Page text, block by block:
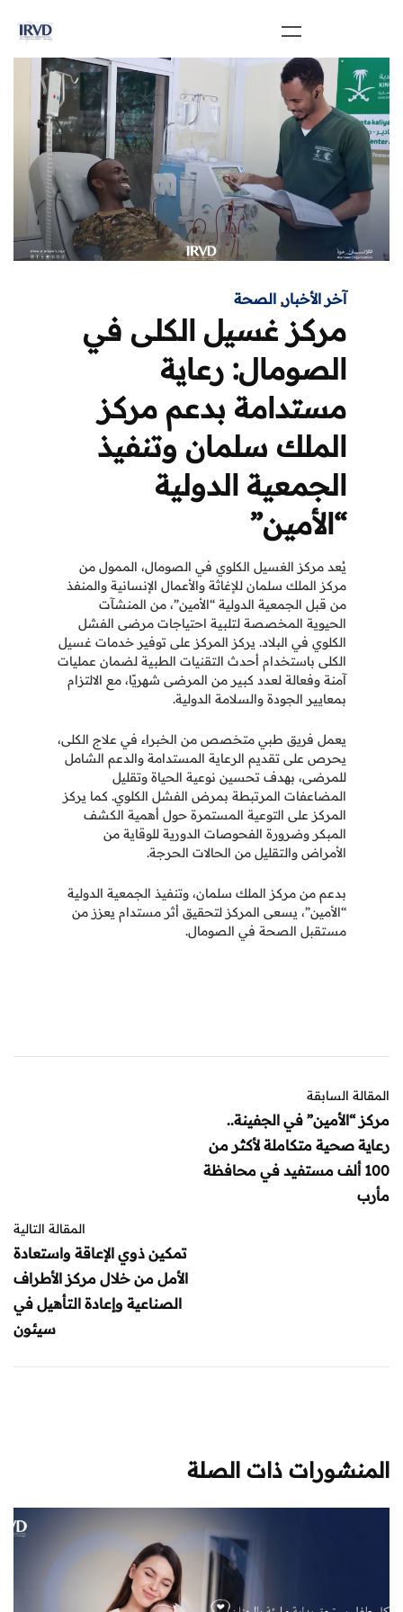
آخر الأخبار, الصحة
مركز غسيل الكلى في
الصومال: رعاية
مستدامة بدعم مركز
الملك سلمان وتنفيذ
الجمعية الدولية
“الأمين”
يُعد مركز الغسيل الكلوي في الصومال، الممول من
مركز الملك سلمان للإغاثة والأعمال الإنسانية والمنفذ
من قبل الجمعية الدولية “الأمين”، من المنشآت
الحيوية المخصصة لتلبية احتياجات مرضى الفشل
الكلوي في البلاد. يركز المركز على توفير خدمات غسيل
الكلى باستخدام أحدث التقنيات الطبية لضمان عمليات
آمنة وفعالة لعدد كبير من المرضى شهريًا، مع الالتزام
بمعايير الجودة والسلامة الدولية.
يعمل فريق طبي متخصص من الخبراء في علاج الكلى،
يحرص على تقديم الرعاية المستدامة والدعم الشامل
للمرضى، بهدف تحسين نوعية الحياة وتقليل
المضاعفات المرتبطة بمرض الفشل الكلوي. كما يركز
المركز على التوعية المستمرة حول أهمية الكشف
المبكر وضرورة الفحوصات الدورية للوقاية من
الأمراض والتقليل من الحالات الحرجة.
بدعم من مركز الملك سلمان، وتنفيذ الجمعية الدولية
“الأمين”، يسعى المركز لتحقيق أثر مستدام يعزز من
مستقبل الصحة في الصومال.
المقالة السابقة
مركز “الأمين” في الجفينة..
رعاية صحية متكاملة لأكثر من
100 ألف مستفيد في محافظة
مأرب
المقالة التالية
تمكين ذوي الإعاقة واستعادة
الأمل من خلال مركز الأطراف
الصناعية وإعادة التأهيل في
سيئون
المنشورات ذات الصلة